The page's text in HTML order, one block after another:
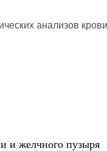
анализов
и желчного пузыря